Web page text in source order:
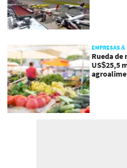
EMPRESAS
Rueda de
US$25,5